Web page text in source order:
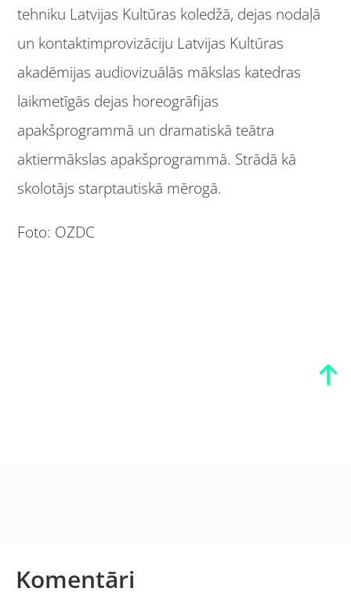
tehniku Latvijas Kultūras koledžā, dejas nodaļā
un kontaktimprovizāciju Latvijas Kultūras
akadēmijas audiovizuālās mākslas katedras
laikmetīgās dejas horeogrāfijas
apakšprogrammā un dramatiskā teātra
aktiermākslas apakšprogrammā. Strādā kā
skolotājs starptautiskā mērogā.
Foto: OZDC
Komentāri